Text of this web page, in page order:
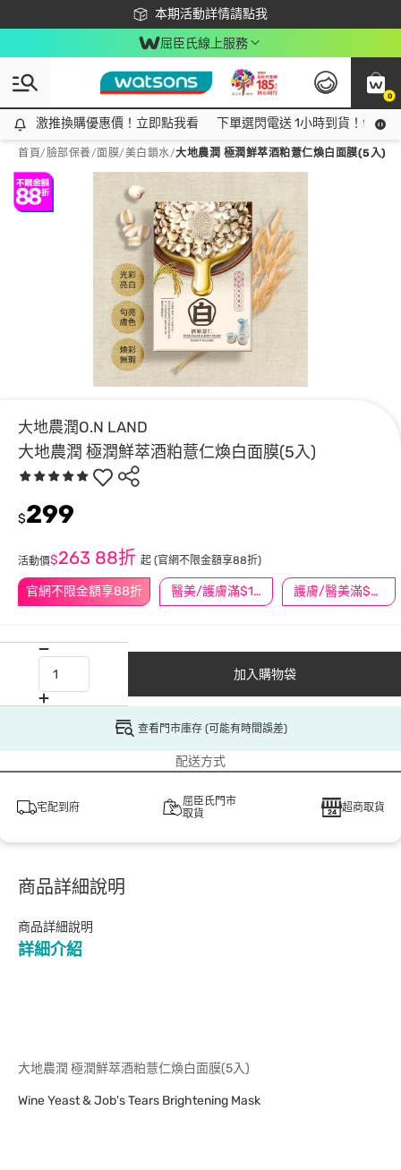
本期活動詳情請點我
下載app最高回饋$350
屈臣氏線上服務
0
激推換購優惠價！立即點我看
激推換購優惠價！立即點我看 下單選閃電送 1小時到貨！領神
首頁/臉部保養/面膜/美白鎖水/大地農潤 極潤鮮萃酒粕薏仁煥白面膜(5入)
大地農潤O.N LAND
大地農潤 極潤鮮萃酒粕薏仁煥白面膜(5入)
官網不限金額享88折 醫美/護膚滿$1200送$200 護膚/醫美滿$600送好禮
$299
活動價$263 88折 起 (官網不限金額享88折)
加入購物袋
查看門市庫存 (可能有時間誤差)
配送方式
宅配到府
屈臣氏門市
取貨
超商取貨
商品詳細說明
商品詳細說明
詳細介紹
大地農潤 極潤鮮萃酒粕薏仁煥白面膜(5入)
Wine Yeast & Job's Tears Brightening Mask